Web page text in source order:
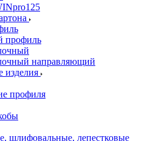
профиль
направляющий
изделия
профиля
шлифовальные, лепестковые